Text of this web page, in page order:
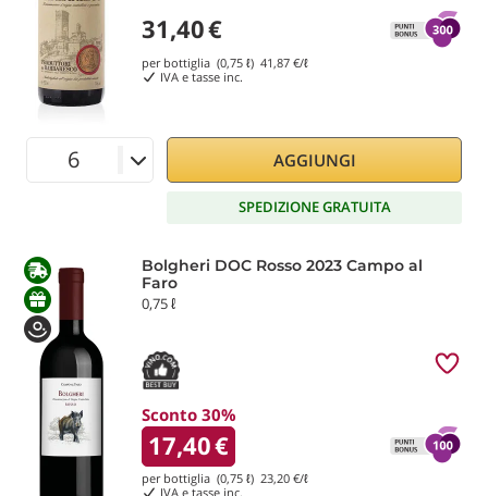
31,40€
per bottiglia (0,75 ℓ) 41,87 €/ℓ
IVA e tasse inc.
AGGIUNGI
SPEDIZIONE GRATUITA
Bolgheri DOC Rosso 2023 Campo al
Faro
0,75 ℓ
Sconto 30%
17,40€
per bottiglia (0,75 ℓ) 23,20 €/ℓ
IVA e tasse inc.